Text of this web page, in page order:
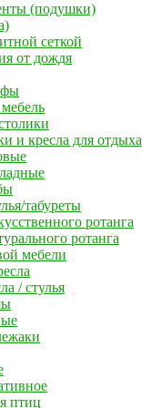
(подушки)
сеткой
от дождя
и кресла для отдыха
табуреты
ротанга
ротанга
мебели
/ стулья
птиц